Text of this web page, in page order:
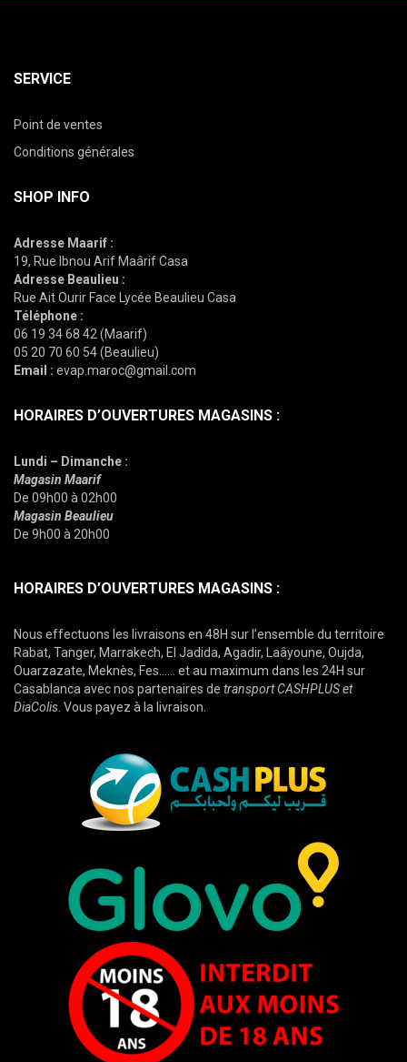
SERVICE
Point de ventes
Conditions générales
SHOP INFO
Adresse Maarif :
19, Rue Ibnou Arif Maârif Casa
Adresse Beaulieu :
Rue Ait Ourir Face Lycée Beaulieu Casa
Téléphone :
06 19 34 68 42 (Maarif)
05 20 70 60 54 (Beaulieu)
Email : evap.maroc@gmail.com
HORAIRES D’OUVERTURES MAGASINS :
Lundi – Dimanche :
Magasin Maarif
De 09h00 à 02h00
Magasin Beaulieu
De 9h00 à 20h00
HORAIRES D’OUVERTURES MAGASINS :
Nous effectuons les livraisons en 48H sur l’ensemble du territoire
Rabat, Tanger, Marrakech, El Jadida, Agadir, Laâyoune, Oujda,
Ouarzazate, Meknès, Fes…… et au maximum dans les 24H sur
Casablanca avec nos partenaires de transport CASHPLUS et
DiaColis. Vous payez à la livraison.